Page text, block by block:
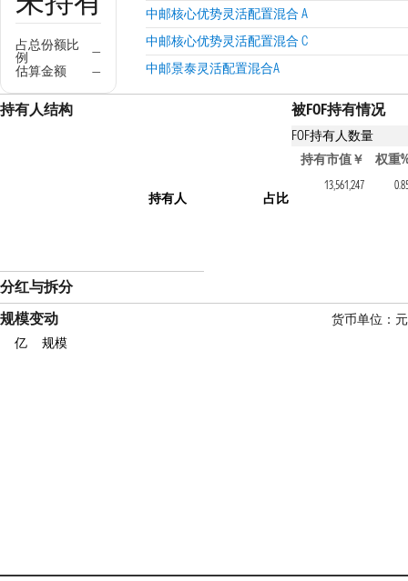
占总份额比
例
—
估算金额
—
中邮核心优势灵活配置混合 A
中邮核心优势灵活配置混合 C
中邮景泰灵活配置混合A
持有人结构
持有人 占比
被FOF持有情况
FOF持有人数量
持有该基金的FOF产
持有市值￥ 权重
华夏养老2040三年持有
13,561,247
分红与拆分
规模变动
货币单位：元
亿
规模